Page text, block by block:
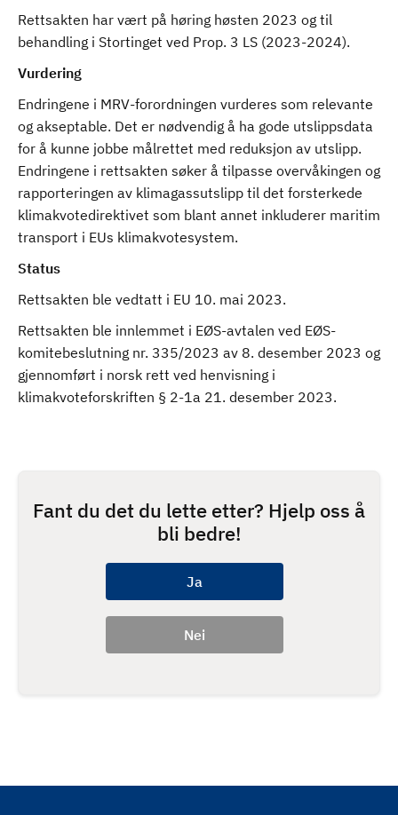
Rettsakten har vært på høring høsten 2023 og til
behandling i Stortinget ved Prop. 3 LS (2023-2024).
Vurdering
Endringene i MRV-forordningen vurderes som relevante
og akseptable. Det er nødvendig å ha gode utslippsdata
for å kunne jobbe målrettet med reduksjon av utslipp.
Endringene i rettsakten søker å tilpasse overvåkingen og
rapporteringen av klimagassutslipp til det forsterkede
klimakvotedirektivet som blant annet inkluderer maritim
transport i EUs klimakvotesystem.
Status
Rettsakten ble vedtatt i EU 10. mai 2023.
Rettsakten ble innlemmet i EØS-avtalen ved EØS-
komitebeslutning nr. 335/2023 av 8. desember 2023 og
gjennomført i norsk rett ved henvisning i
klimakvoteforskriften § 2-1a 21. desember 2023.
Fant du det du lette etter? Hjelp oss å
bli bedre!